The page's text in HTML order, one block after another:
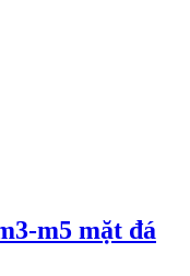
m5 mặt đá